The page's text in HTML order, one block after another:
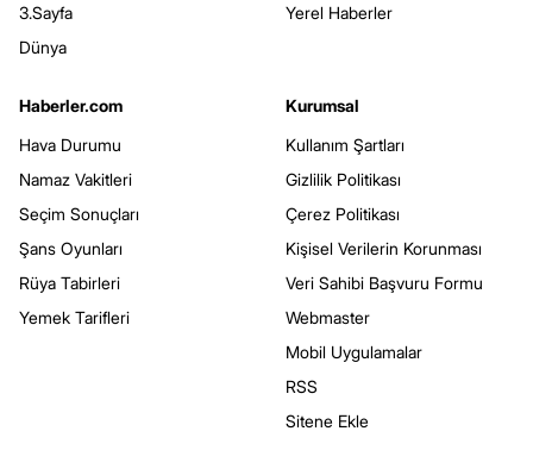
3.Sayfa
Dünya
Yerel Haberler
Haberler.com
Hava Durumu
Namaz Vakitleri
Seçim Sonuçları
Şans Oyunları
Rüya Tabirleri
Yemek Tarifleri
Kurumsal
Kullanım Şartları
Gizlilik Politikası
Çerez Politikası
Kişisel Verilerin Korunması
Veri Sahibi Başvuru Formu
Webmaster
Mobil Uygulamalar
RSS
Sitene Ekle